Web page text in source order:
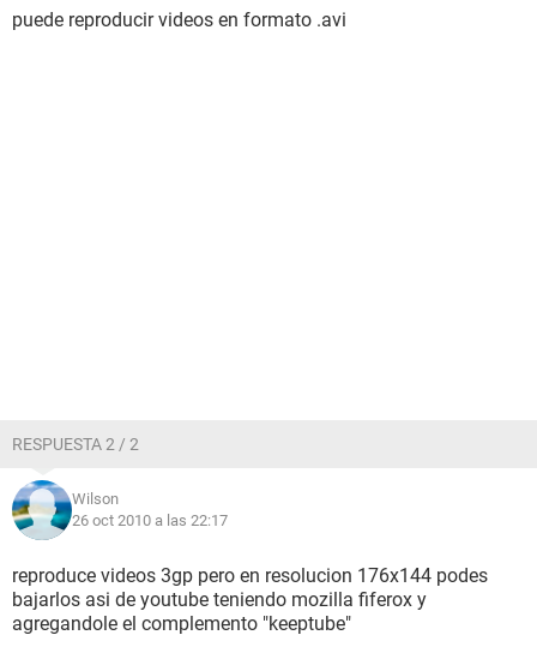
puede reproducir videos en formato .avi
RESPUESTA 2 / 2
Wilson
26 oct 2010 a las 22:17
reproduce videos 3gp pero en resolucion 176x144 podes
bajarlos asi de youtube teniendo mozilla fiferox y
agregandole el complemento "keeptube"